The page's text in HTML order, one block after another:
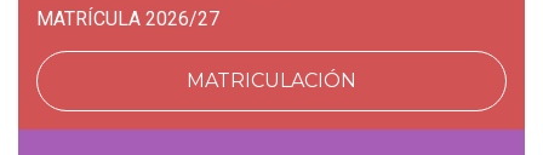
MATRÍCULA 2026/27
MATRICULACIÓN